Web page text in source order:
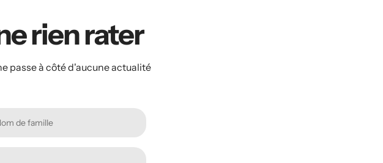
rien rater
passe à côté d'aucune actualité